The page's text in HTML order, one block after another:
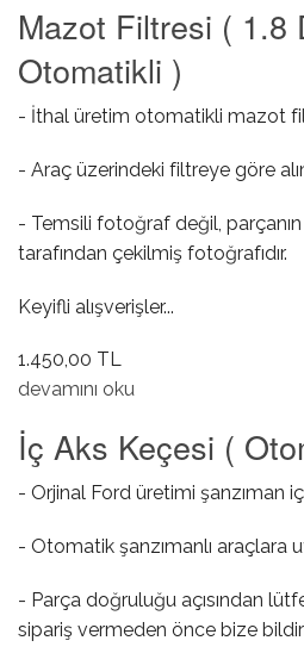
Mazot Filtresi ( 1.8
Otomatikli )
- İthal üretim otomatikli mazot
- Araç üzerindeki filtreye göre
- Temsili fotoğraf değil,
tarafından çekilmiş fotoğrafıdır.
Keyifli alışverişler...
1.450,00 TL
Mazot Filtresi ( 1.8 Dizel /
devamını oku
İç Aks Keçesi (
- Orjinal Ford üretimi şanzıman
- Otomatik şanzımanlı araçlara
- Parça doğruluğu açısından
sipariş vermeden önce bize